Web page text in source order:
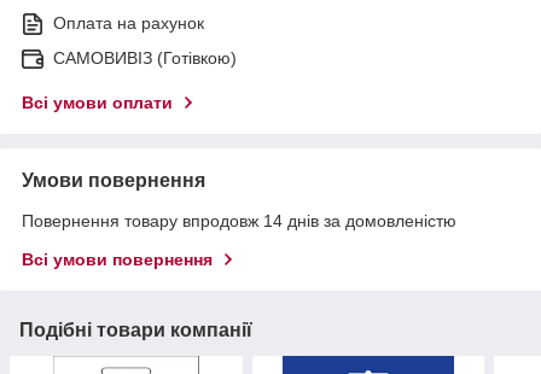
Оплата на рахунок
САМОВИВІЗ (Готівкою)
Всі умови оплати
Умови повернення
Повернення товару впродовж 14 днів за домовленістю
Всі умови повернення
Подібні товари компанії